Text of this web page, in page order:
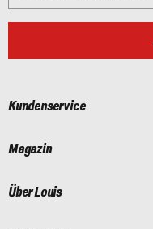
Kundenservice
Magazin
Über Louis